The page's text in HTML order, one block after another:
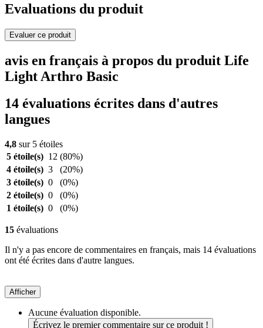
Evaluations du produit
Evaluer ce produit
avis en français à propos du produit Life
Light Arthro Basic
14 évaluations écrites dans d'autres
langues
4,8 sur 5 étoiles
5 étoile(s) 12 (80%)
4 étoile(s) 3
(20%)
3 étoile(s) 0
(0%)
2 étoile(s) 0
(0%)
1 étoile(s) 0 (0%)
15 évaluations
Il n'y a pas encore de commentaires en français, mais 14 évaluations
ont été écrites dans d'autre langues.
Afficher
Aucune évaluation disponible.
Écrivez le premier commentaire sur ce produit !